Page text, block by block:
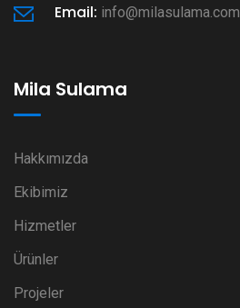
Email: info@milasulama.com
Mila Sulama
Hakkımızda
Ekibimiz
Hizmetler
Ürünler
Projeler